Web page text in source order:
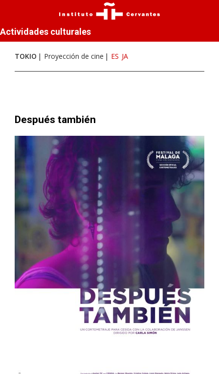
Actividades culturales
TOKIO Proyección de cine ES JA
Después también